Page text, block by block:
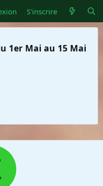
S'inscrire
1er Mai au 15 Mai